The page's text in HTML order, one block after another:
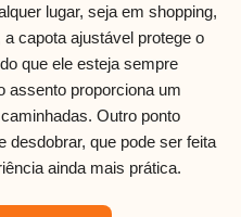
lugar, seja em shopping,
capota ajustável protege o
que ele esteja sempre
assento proporciona um
Outro ponto
desdobrar, que pode ser feita
ainda mais prática.